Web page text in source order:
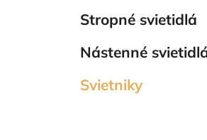
Stropné svietidlá
Nástenné
Svietniky